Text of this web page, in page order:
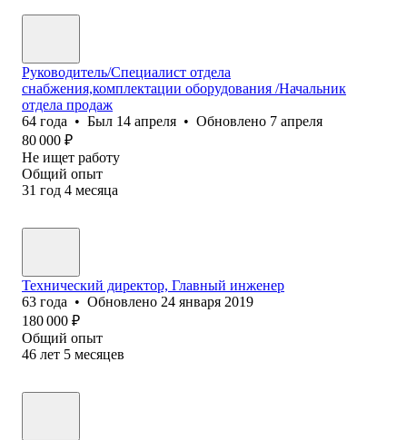
Руководитель/Специалист отдела
снабжения,комплектации оборудования /Начальник
отдела продаж
64 года • Был 14 апреля • Обновлено 7 апреля
80 000 ₽
Не ищет работу
Общий опыт
31 год 4 месяца
Технический директор, Главный инженер
63 года • Обновлено 24 января 2019
180 000 ₽
Общий опыт
46 лет 5 месяцев